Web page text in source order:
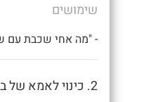
שימושים
- "מה אחי שכבת עם
2. כינוי לאמא של בן שרמוטה.